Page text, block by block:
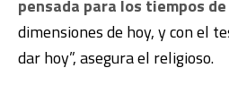
pensada para los tiempos
dimensiones de hoy, y con el
dar hoy”, asegura el religioso.